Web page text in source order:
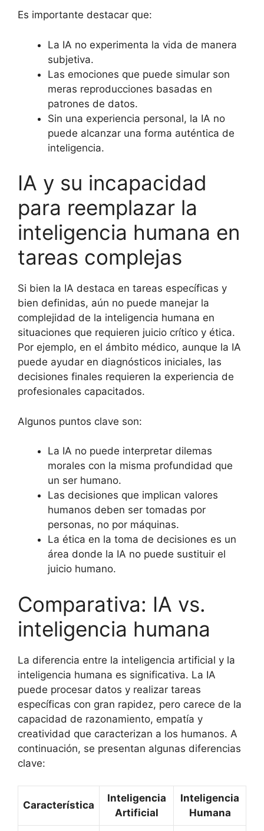
Es importante destacar que:
La IA no experimenta la vida de manera
subjetiva.
Las emociones que puede simular son
meras reproducciones basadas en
patrones de datos.
Sin una experiencia personal, la IA no
puede alcanzar una forma auténtica de
inteligencia.
IA y su incapacidad
para reemplazar la
inteligencia humana en
tareas complejas
Si bien la IA destaca en tareas específicas y
bien definidas, aún no puede manejar la
complejidad de la inteligencia humana en
situaciones que requieren juicio crítico y ética.
Por ejemplo, en el ámbito médico, aunque la IA
puede ayudar en diagnósticos iniciales, las
decisiones finales requieren la experiencia de
profesionales capacitados.
Algunos puntos clave son:
La IA no puede interpretar dilemas
morales con la misma profundidad que
un ser humano.
Las decisiones que implican valores
humanos deben ser tomadas por
personas, no por máquinas.
La ética en la toma de decisiones es un
área donde la IA no puede sustituir el
juicio humano.
Comparativa: IA vs.
inteligencia humana
La diferencia entre la inteligencia artificial y la
inteligencia humana es significativa. La IA
puede procesar datos y realizar tareas
específicas con gran rapidez, pero carece de la
capacidad de razonamiento, empatía y
creatividad que caracterizan a los humanos. A
continuación, se presentan algunas diferencias
clave:
Característica
Inteligencia
Artificial
Inteligencia
Humana